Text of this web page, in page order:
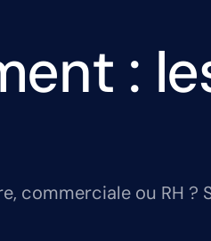
:
commerciale ou RH ?